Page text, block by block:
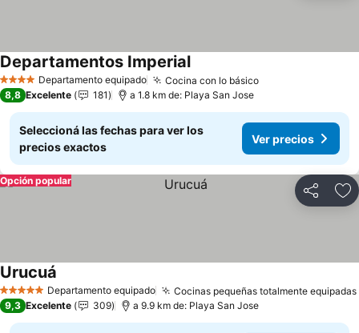
4 EstrellasDepartamento equipado Cocina con lo básico
Departamentos Imperial
8,8 Excelente 181 a 1.8 km de: Playa San Jose
Seleccioná las fechas para ver los
precios exactos
Ver precios
Compartir
Opción popular
5 Estrellas Departamento equipado Cocinas pequeñas totalmente equipadas
Urucuá
9,3 Excelente 309 a 9.9 km de: Playa San Jose